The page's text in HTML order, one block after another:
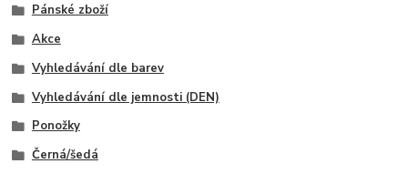
Pánské zboží
Akce
Vyhledávání dle barev
Vyhledávání dle jemnosti (DEN)
Ponožky
Černá/šedá